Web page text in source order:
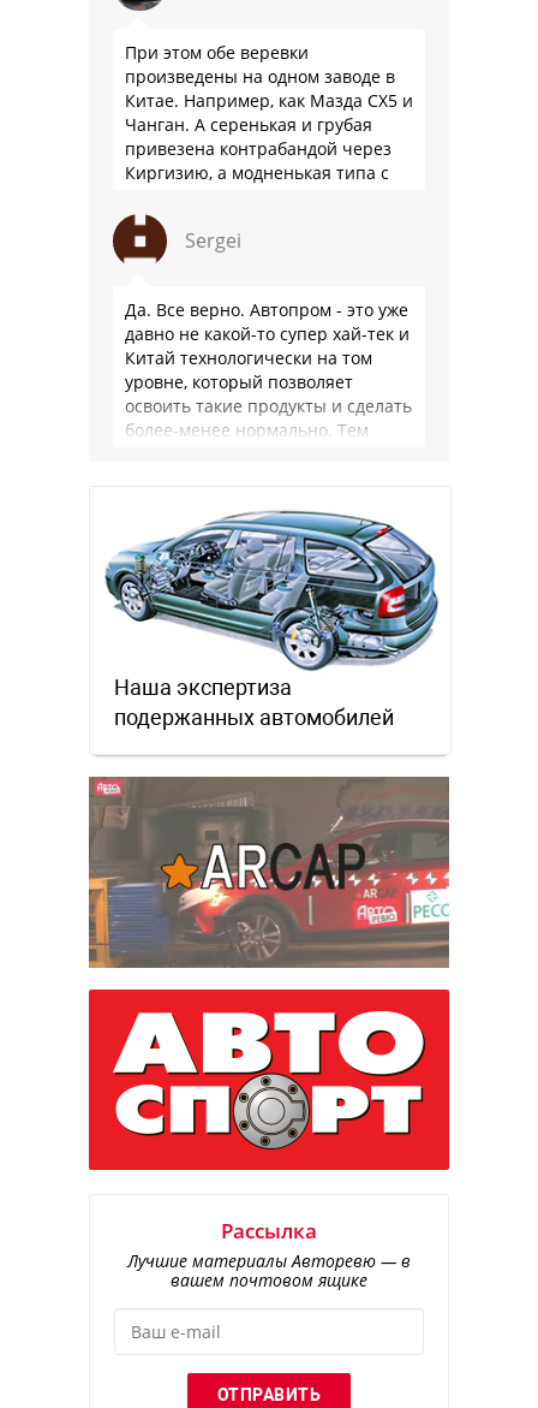
При этом обе веревки
произведены на одном заводе в
Китае. Например, как Мазда СХ5 и
Чанган. А серенькая и грубая
привезена контрабандой через
Киргизию, а модненькая типа с
Sergei
Да. Все верно. Автопром - это уже
давно не какой-то супер хай-тек и
Китай технологически на том
уровне, который позволяет
освоить такие продукты и сделать
более-менее нормально. Тем
Наша экспертиза
подержанных автомобилей
Рассылка
Лучшие материалы Авторевю — в
вашем почтовом ящике